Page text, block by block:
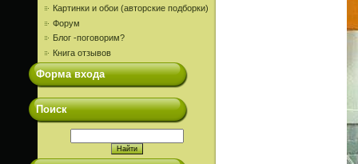
Картинки и обои (авторские подборки)
Форум
Блог -поговорим?
Книга отзывов
Форма входа
Поиск